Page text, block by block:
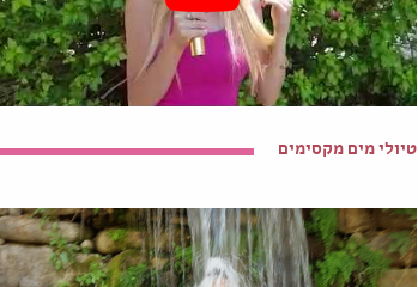
טיולי מים מקסימים